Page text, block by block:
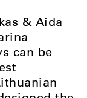
& Aida
can be